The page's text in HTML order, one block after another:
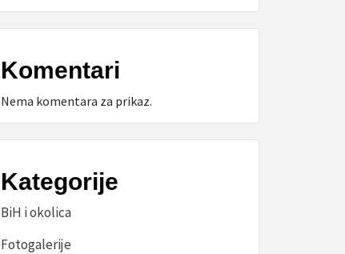
Komentari
Nema komentara za prikaz.
Kategorije
BiH i okolica
Fotogalerije